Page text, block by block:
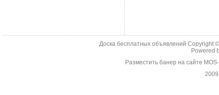
Доска бесплатных объявлений Copyright
Powered
Разместить банер на сайте